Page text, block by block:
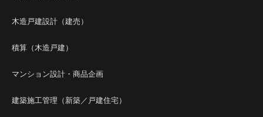
木造戸建設計（建売）
積算（木造戸建）
マンション設計・商品企画
建築施工管理（新築／戸建住宅）